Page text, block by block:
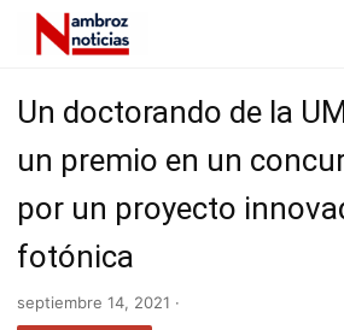
Un doctorando de la
un premio en un
por un proyecto
fotónica
septiembre 14, 2021 ·